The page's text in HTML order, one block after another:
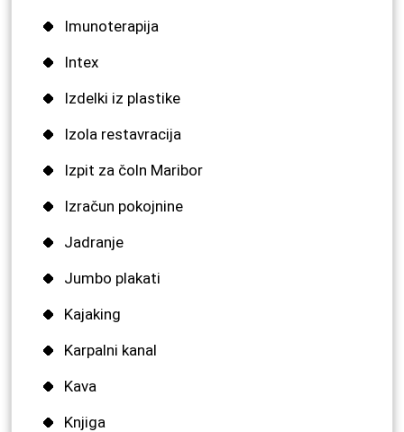
Imunoterapija
Intex
Izdelki iz plastike
Izola restavracija
Izpit za čoln Maribor
Izračun pokojnine
Jadranje
Jumbo plakati
Kajaking
Karpalni kanal
Kava
Knjiga